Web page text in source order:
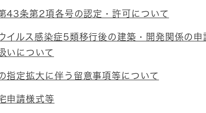
43条第2項各号の認定・許可について
イルス感染症5類移行後の建築・開発関係の申
いについて
指定拡大に伴う留意事項等について
申請様式等